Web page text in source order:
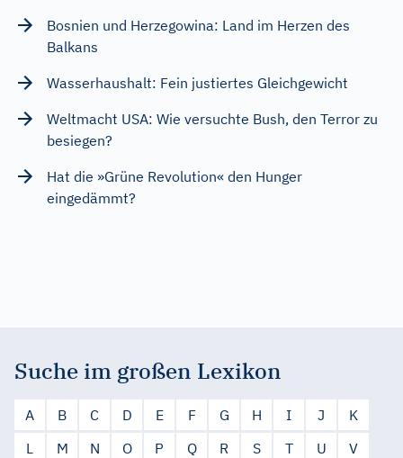
Bosnien und Herzegowina: Land im Herzen des
Balkans
Wasserhaushalt: Fein justiertes Gleichgewicht
Weltmacht USA: Wie versuchte Bush, den Terror zu
besiegen?
Hat die »Grüne Revolution« den Hunger
eingedämmt?
Suche im großen Lexikon
A B C D E F G H I J
K
L
M N O P Q R S T U
V